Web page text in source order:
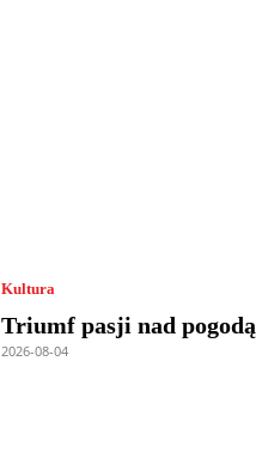
Kultura
Triumf pasji nad pogodą
2026-08-04